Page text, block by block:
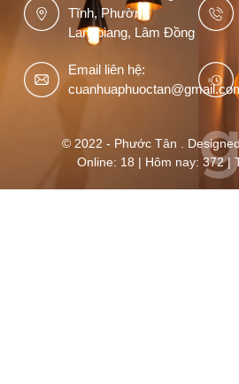
Tĩnh, Phường
Langbiang, Lâm Đồng
Email liên hệ:
© 2022 - Phước Tân .
Online: 18 | Hôm nay: 372 |